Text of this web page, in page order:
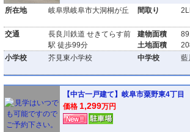
所在地 岐阜県岐阜市大洞桐が丘 間取り
交通
長良川鉄道 せきてらす前
駅 徒歩99分
建物面積
土地面積
小学校 芥見東小学校 中学校 藍
【中古一戸建て】岐阜市粟野東4丁目
価格 1,299万円